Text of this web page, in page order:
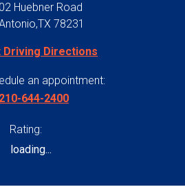
Huebner Road
78231
Driving Directions
an appointment:
210-644-2400
Rating:
loading...